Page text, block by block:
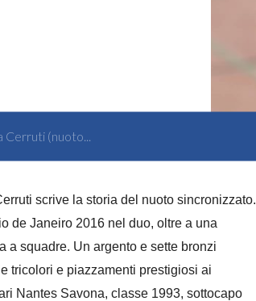
Cerruti (nuoto...
scrive la storia del nuoto sincronizzato.
de Janeiro 2016 nel duo, oltre a una
a squadre. Un argento e sette bronzi
tricolori e piazzamenti prestigiosi ai
Nantes Savona, classe 1993, sottocapo